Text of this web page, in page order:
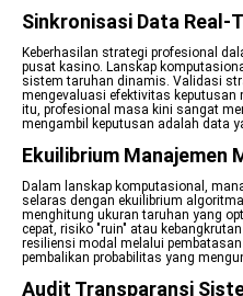
Sinkronisasi Data Real-
Keberhasilan strategi profesional
pusat kasino. Lanskap
sistem taruhan dinamis. Validasi
mengevaluasi efektivitas keputusan
itu, profesional masa kini sangat
mengambil keputusan adalah data
Ekuilibrium
Dalam lanskap komputasional,
selaras dengan ekuilibrium
menghitung ukuran taruhan yang
cepat, risiko "ruin" atau
resiliensi modal melalui
pembalikan probabilitas yang
Audit Transparansi